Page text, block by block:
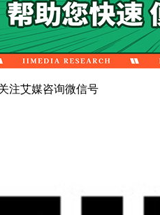
注艾媒咨询微信号